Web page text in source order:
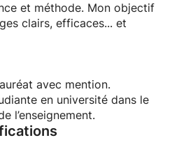
et méthode. Mon objectif
clairs, efficaces... et
avec mention.
en université dans le
l’enseignement.